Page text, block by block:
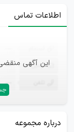
اطلاعات تماس
این آگهی
ایمیل —
—
درباره مجموعه